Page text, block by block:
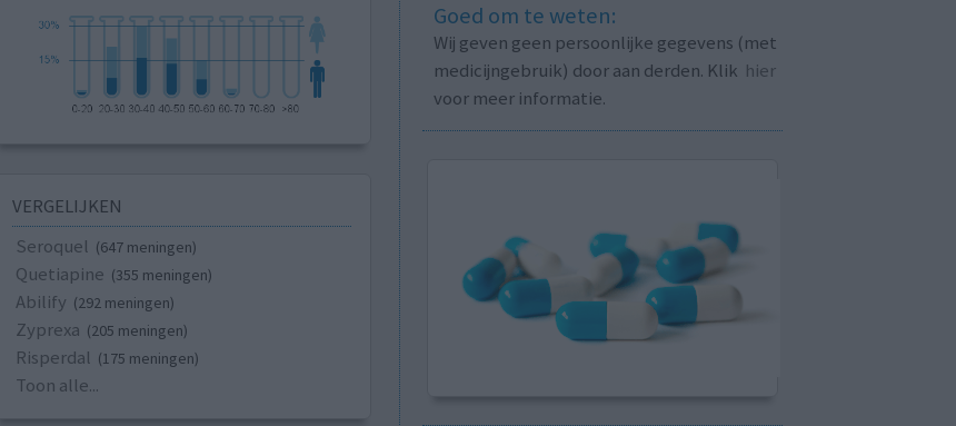
VERGELIJKEN
Seroquel (647 meningen)
Quetiapine (355 meningen)
Abilify (292 meningen)
Zyprexa (205 meningen)
Risperdal (175 meningen)
Toon alle...
Goed om te weten:
Wij geven geen persoonlijke gegevens (met
medicijngebruik) door aan derden. Klik hier
voor meer informatie.